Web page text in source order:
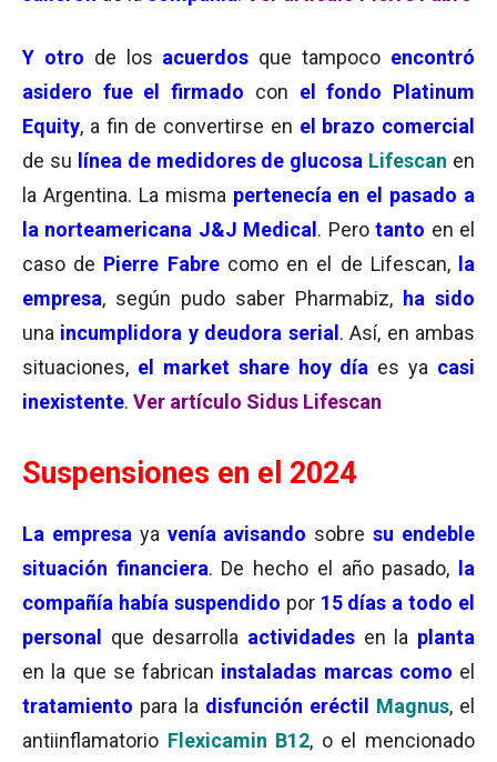
Y otro de los acuerdos que tampoco encontró
asidero fue el firmado con el fondo Platinum
Equity, a fin de convertirse en el brazo comercial
de su línea de medidores de glucosa Lifescan en
la Argentina. La misma pertenecía en el pasado a
la norteamericana J&J Medical . Perotanto en el
caso de Pierre Fabrecomo en el de Lifescan,
la
empresa, según pudo saber Pharmabiz, ha sido
una incumplidora y deudora serial . Así, en ambas
situaciones, el market share hoy día es ya casi
inexistente. Ver artículo Sidus Lifescan
Suspensiones en el 2024
La empresa ya venía avisando sobresu endeble
situación financiera. De hecho el año pasado,
la
compañía había suspendido por15 días a todo el
personal
que desarrolla actividades en la planta
en la que se fabrican instaladas marcas como el
tratamiento para la disfunción eréctil Magnus, el
antiinflamatorio Flexicamin B12, o el mencionado